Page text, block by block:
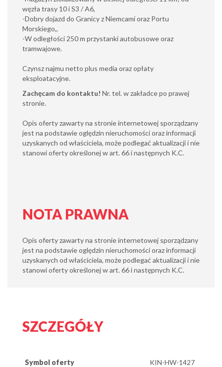
węzła trasy 10 i S3 / A6,
-Dobry dojazd do Granicy z Niemcami oraz Portu
Morskiego,,
-W odległości 250 m przystanki autobusowe oraz
tramwajowe.
Czynsz najmu netto plus media oraz opłaty
eksploatacyjne.
Zachęcam do kontaktu! Nr. tel. w zakładce po prawej
stronie.
Opis oferty zawarty na stronie internetowej sporządzany
jest na podstawie oględzin nieruchomości oraz informacji
uzyskanych od właściciela, może podlegać aktualizacji i nie
stanowi oferty określonej w art. 66 i następnych K.C.
NOTA PRAWNA
Opis oferty zawarty na stronie internetowej sporządzany
jest na podstawie oględzin nieruchomości oraz informacji
uzyskanych od właściciela, może podlegać aktualizacji i nie
stanowi oferty określonej w art. 66 i następnych K.C.
SZCZEGÓŁY
Symbol oferty KIN-HW-1427